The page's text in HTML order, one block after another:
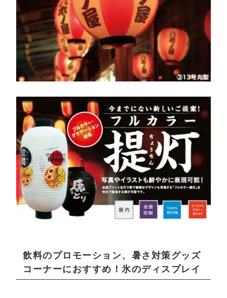
飲料のプロモーション、暑さ対策グッズ
コーナーにおすすめ！氷のディスプレイ